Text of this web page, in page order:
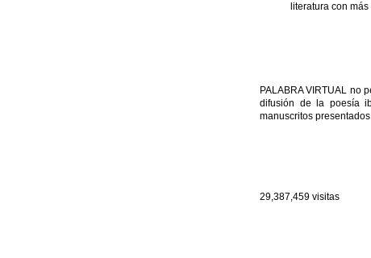
literatura con
PALABRA VIRTUAL no
difusión de la poesía
manuscritos
29,387,459 visitas